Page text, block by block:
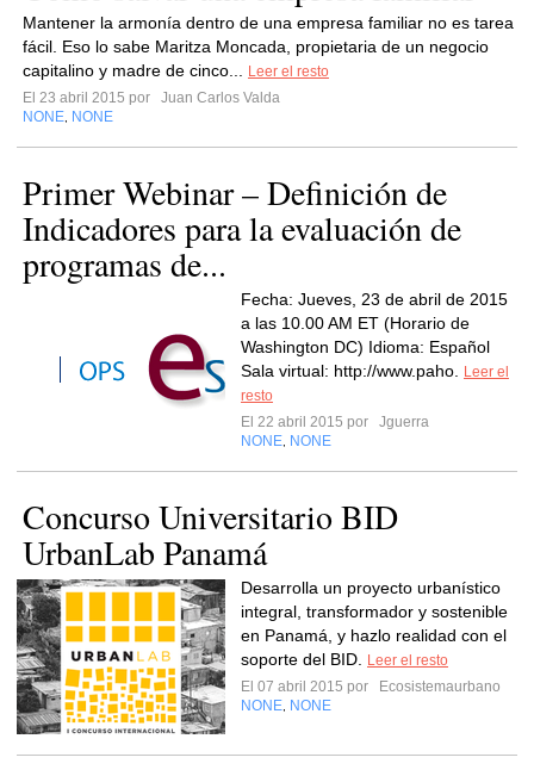
Mantener la armonía dentro de una empresa familiar no es tarea
fácil. Eso lo sabe Maritza Moncada, propietaria de un negocio
capitalino y madre de cinco...
Leer el resto
El 23 abril 2015 por
Juan Carlos Valda
NONE NONE
Primer Webinar – Definición de
Indicadores para la evaluación de
programas de...
Fecha: Jueves, 23 de abril de 2015
a las 10.00 AM ET (Horario de
Washington DC) Idioma: Español
Sala virtual: http://www.paho.
Leer el
resto
El 22 abril 2015 por
Jguerra
NONE NONE
Concurso Universitario BID
UrbanLab Panamá
Desarrolla un proyecto urbanístico
integral, transformador y sostenible
en Panamá, y hazlo realidad con el
soporte del BID.
Leer el resto
El 07 abril 2015 por
Ecosistemaurbano
NONE NONE